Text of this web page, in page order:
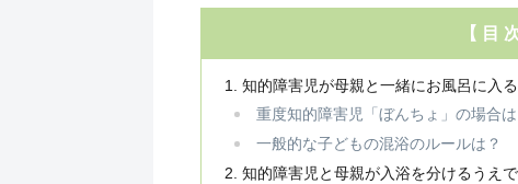
【 目
知的障害児が母親と一緒にお風呂に入
重度知的障害児「ぼんちょ」の場合
一般的な子どもの混浴のルールは？
知的障害児と母親が入浴を分けるうえ